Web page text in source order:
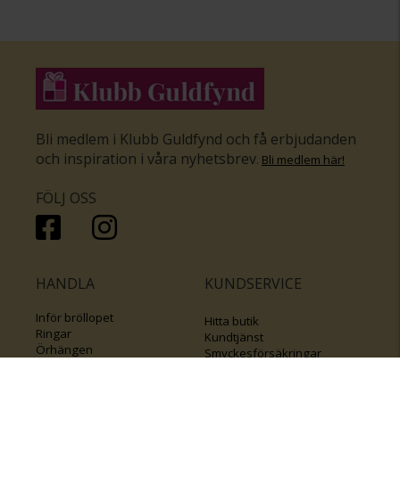
Bli medlem i Klubb Guldfynd och få erbjudanden
och inspiration i våra nyhetsbrev. Bli medlem här!
FÖLJ OSS
HANDLA
Inför bröllopet
Ringar
Örhängen
KUNDSERVICE
Hitta butik
Kundtjänst
Smyckesförsäkringar